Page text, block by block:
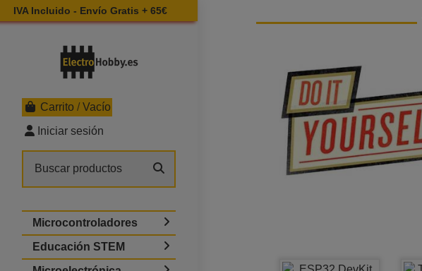
IVA Incluido - Envío Gratis + 65€
Carrito /Vacío
Iniciar sesión
Microcontroladores
Educación STEM